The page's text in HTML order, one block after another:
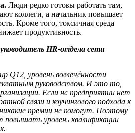
Люди редко готовы работать там,
коллеги, а начальник повышает
Кроме того, токсичная среда
продуктивность.
HR-отдела сети
Q12, уровень вовлечённости
руководством. И это то,
Если на предприятии нет
связи и коучингового подхода к
премии не помогут. Поэтому
повышать уровень квалификации